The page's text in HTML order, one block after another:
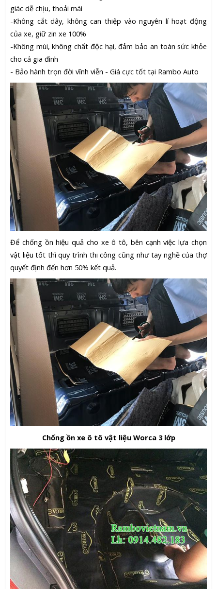
giác dễ chịu, thoải mái
-Không cắt dây, không can thiệp vào nguyên lí hoạt động
của xe, giữ zin xe 100%
-Không mùi, không chất độc hại, đảm bảo an toàn sức khỏe
cho cả gia đình
- Bảo hành trọn đời vĩnh viễn - Giá cực tốt tại Rambo Auto
Để chống ồn hiệu quả cho xe ô tô, bên cạnh việc lựa chọn
vật liệu tốt thì quy trình thi công cũng như tay nghề của thợ
quyết định đến hơn 50% kết quả.
Chống ồn xe ô tô vật liệu Worca 3 lớp